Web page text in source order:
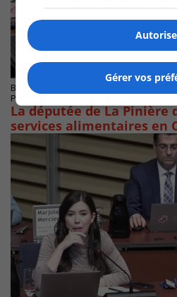
BROSSARD
Publié le 23 septembre 2025 à 16h25
La députée de La Pinière
services alimentaires en
Gérer vos